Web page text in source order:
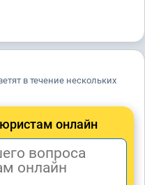
в течение нескольких
онлайн